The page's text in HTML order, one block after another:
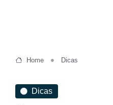
Home Dicas
Dicas